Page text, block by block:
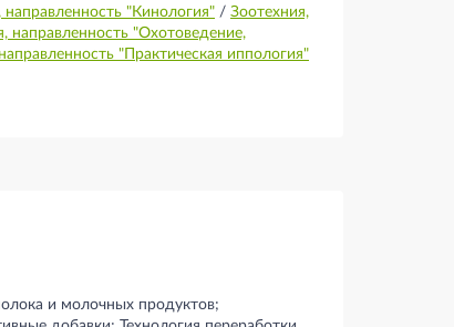
направленность "Кинология" / Зоотехния,
направленность "Охотоведение,
"Практическая иппология"
и молочных продуктов;